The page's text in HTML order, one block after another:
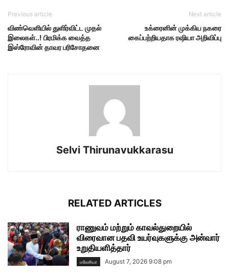
Previous article
விண்வெளியில் துளிர்விட்ட முதல்
இலைகள்..! பிரமிக்க வைத்த
இஸ்ரோவின் தாவர பரிசோதனை
Next article
உக்ரைனின் முக்கிய நகரை
கைப்பற்றியதாக ரஷியா அறிவிப்பு
Selvi Thirunavukkarasu
RELATED ARTICLES
ராணுவம் மற்றும் காவல்துறையில்
விரைவான பதவி உயர்வுகளுக்கு அன்வார்
உறுதியளித்தார்
மலேசியா August 7, 2026 9:08 pm